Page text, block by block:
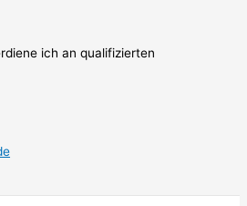
ich an qualifizierten